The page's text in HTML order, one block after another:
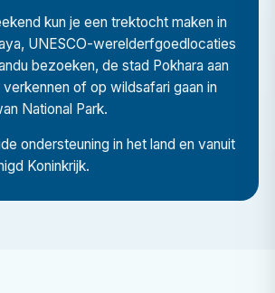
te ervaren en een diepere
voor het leven in een
het ziekenhuis
de ongelooflijke
en het erfgoed van Nepal: van
de Himalaya tot een bezoek aan
kun je een trektocht maken in
UNESCO-werelderfgoedlocaties
bezoeken, de stad Pokhara aan
of op wildsafari gaan in
National Park.
ondersteuning in het land en vanuit
Koninkrijk.